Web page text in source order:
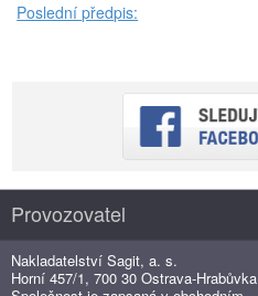
Poslední předpis:
Provozovatel
Nakladatelství Sagit, a. s.
Horní 457/1, 700 30 Ostrava-Hrabůvka